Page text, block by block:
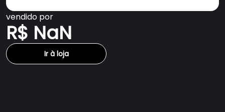
vendido por
R$ NaN
Ir à loja